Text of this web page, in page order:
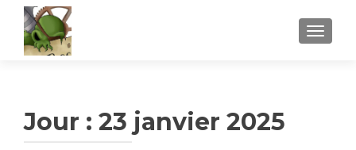
Jour : 23 janvier 2025